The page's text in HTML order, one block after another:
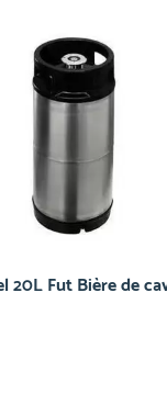
20L Fut Bière de